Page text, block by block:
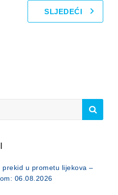
SLJEDEĆI
prekid u prometu lijekova –
06.08.2026